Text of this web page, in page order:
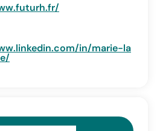
in/marie-la
contact@lab-rh.com